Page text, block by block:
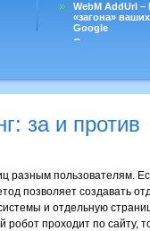
WebM AddUrl
«загона»
Google
Существует
за и против
разным пользователям.
позволяет создавать
и отдельную
робот проходит по сайту,